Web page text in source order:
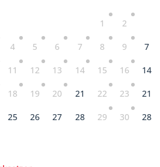
1 2
4 5 6 7 8 9
11 12 13 14 15 16
18 19 20 21 22 23
25 26 27 28 29 30
7
14
21
28